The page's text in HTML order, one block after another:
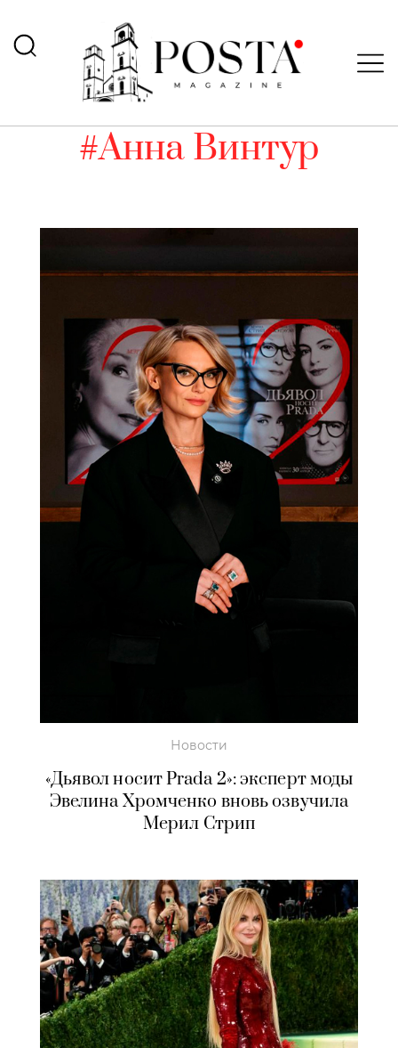
#Анна Винтур
Новости
«Дьявол носит Prada 2»: эксперт моды
Эвелина Хромченко вновь озвучила
Мерил Стрип